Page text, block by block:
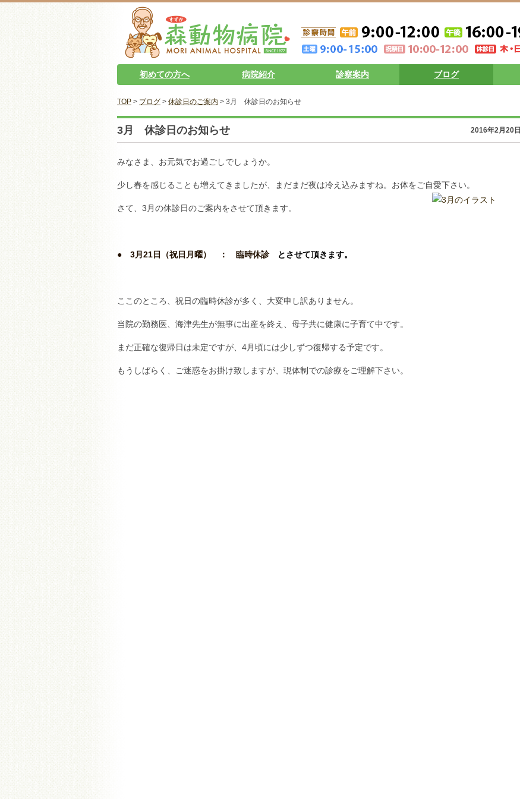
初めての方へ 病院紹介 診察案内 ブログ
TOP > ブログ > 休診日のご案内 > 3月 休診日のお知らせ
3月 休診日のお知らせ 2016年2月20日
みなさま、お元気でお過ごしでしょうか。
少し春を感じることも増えてきましたが、まだまだ夜は冷え込みますね。お体をご自愛下さい。
さて、3月の休診日のご案内をさせて頂きます。
● 3月21日（祝日月曜） ： 臨時休診 とさせて頂きます。
ここのところ、祝日の臨時休診が多く、大変申し訳ありません。
当院の勤務医、海津先生が無事に出産を終え、母子共に健康に子育て中です。
まだ正確な復帰日は未定ですが、4月頃には少しずつ復帰する予定です。
もうしばらく、ご迷惑をお掛け致しますが、現体制での診療をご理解下さい。